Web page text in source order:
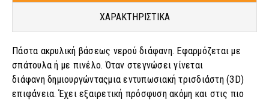
ΧΑΡΑΚΤΗΡΙΣΤΙΚΑ
Πάστα ακρυλική βάσεως νερού διάφανη. Εφαρμόζεται με
σπάτουλα ή με πινέλο. Όταν στεγνώσει γίνεται
διάφανη δημιουργώνταςμια εντυπωσιακή τρισδιάστη (3D)
επιφάνεια. Έχει εξαιρετική πρόσφυση ακόμη και στις πιο